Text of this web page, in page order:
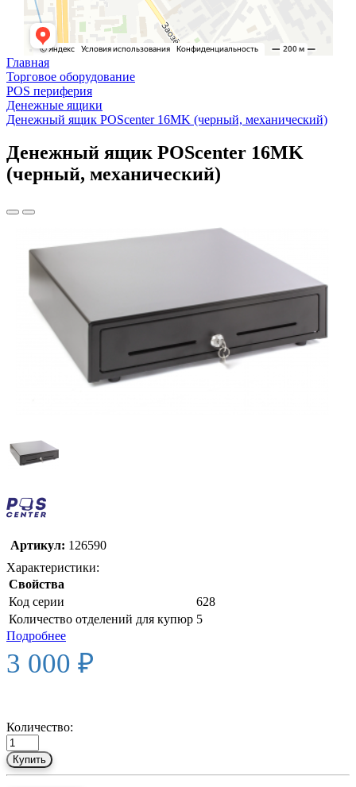
Главная
Торговое оборудование
POS периферия
Денежные ящики
Денежный ящик POScenter 16MK (черный, механический)
Денежный ящик POScenter 16MK
(черный, механический)
Артикул: 126590
Характеристики:
Свойства
Код серии
628
Количество отделений для купюр 5
Подробнее
3 000 ₽
Количество:
Купить